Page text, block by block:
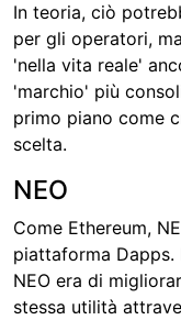
In teoria, ciò
per gli operatori,
'nella vita reale'
'marchio' più
primo piano come
scelta.
NEO
Come Ethereum,
piattaforma Dapps.
NEO era di
stessa utilità